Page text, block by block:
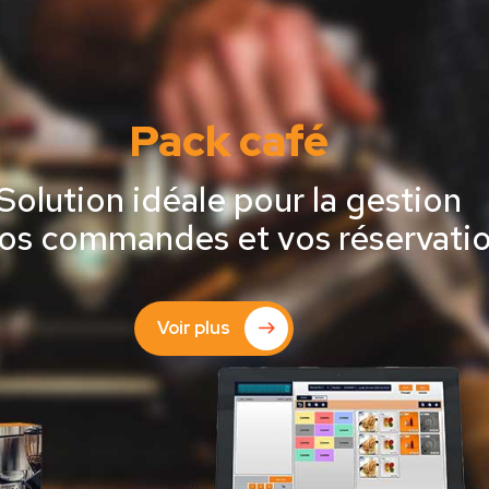
Pack café
idéale pour la gestion
commandes et vos
Voir plus